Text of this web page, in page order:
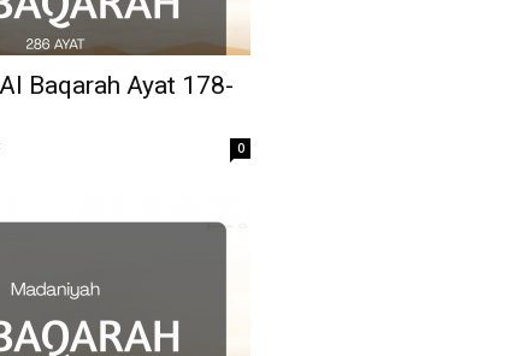
Baqarah Ayat 178-
0